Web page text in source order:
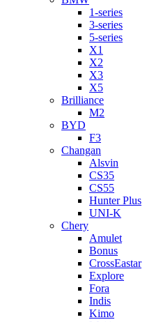
1-series
3-series
5-series
X1
X2
X3
X5
Brilliance
M2
BYD
F3
Changan
Alsvin
CS35
CS55
Hunter Plus
UNI-K
Chery
Amulet
Bonus
CrossEastar
Explore
Fora
Indis
Kimo